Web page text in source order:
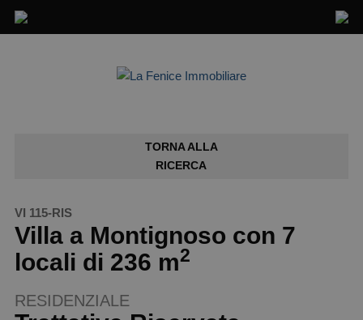
TORNA ALLA
RICERCA
VI 115-RIS
Villa a Montignoso con 7
locali di 236 m2
RESIDENZIALE